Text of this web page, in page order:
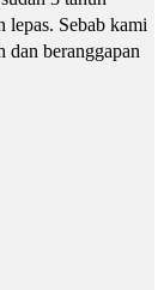
lepas. Sebab kami
dan beranggapan